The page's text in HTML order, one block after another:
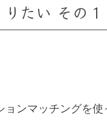
たい その１
ョンマッチングを